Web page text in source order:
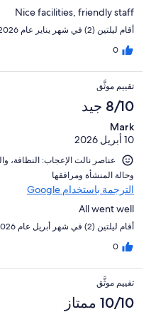
Nice facilities, friendly staff
أقام ليلتين (2) في شهر يناير عام 2026
0
تقييم موثَّق
8/10 جيد
Mark
10 أبريل 2026
و⁦حالة المنشأة ومرافقها⁩
الترجمة باستخدام Google
All went well
أقام ليلتين (2) في شهر أبريل عام 2026
0
تقييم موثَّق
10/10 ممتاز